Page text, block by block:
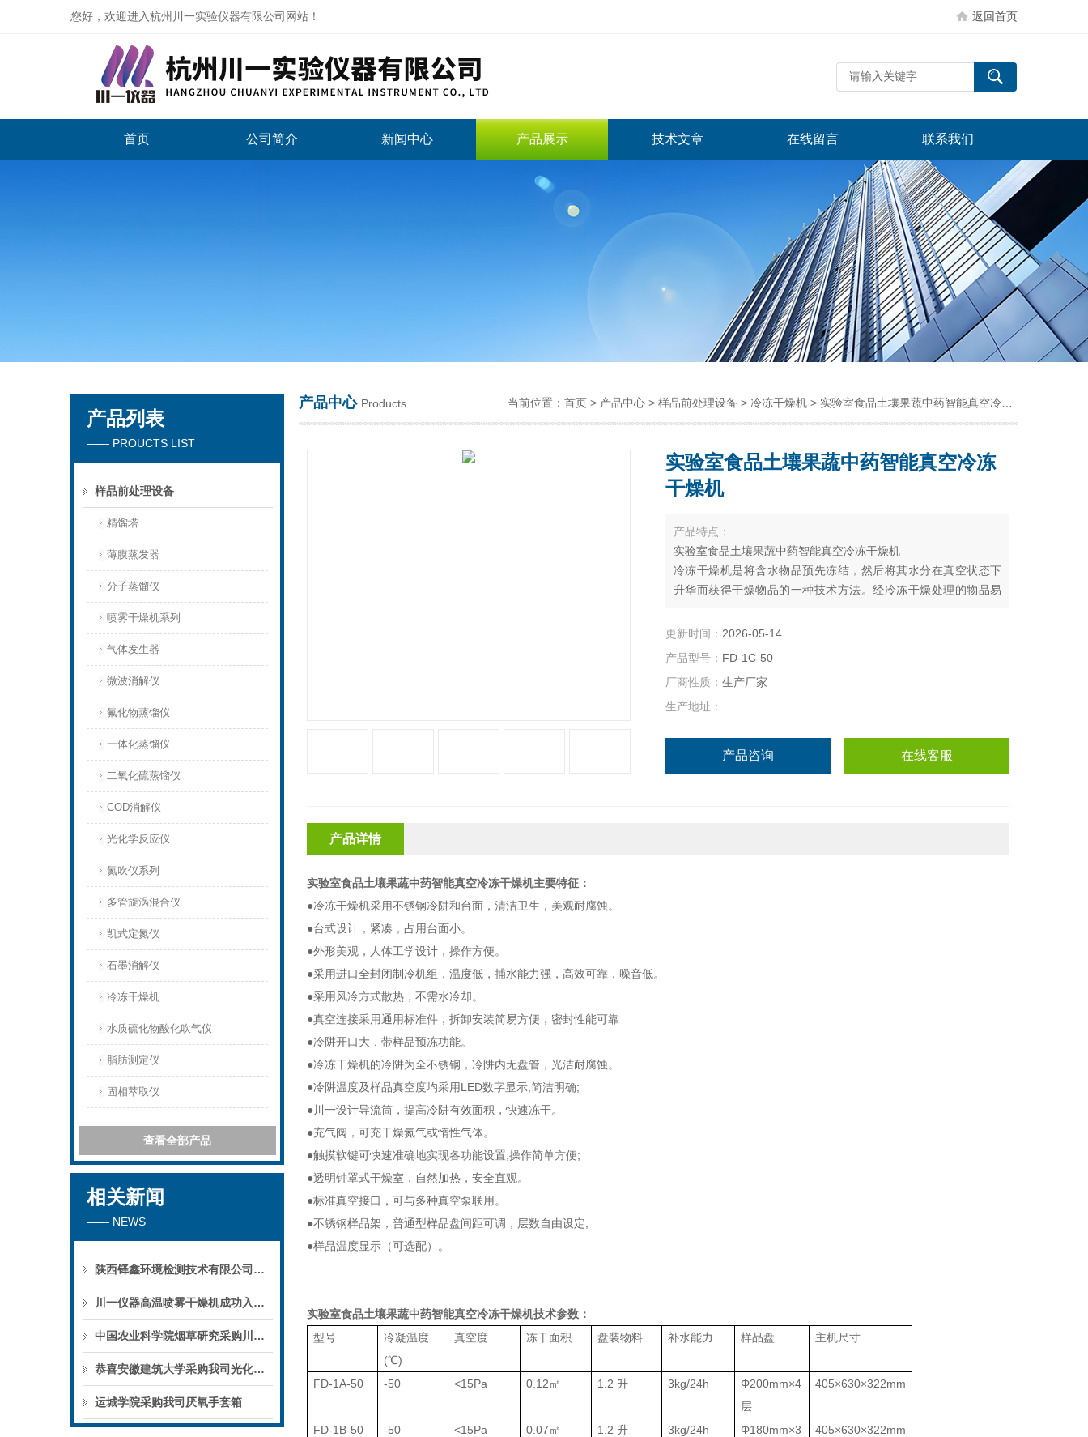
您好，欢迎进入杭州川一实验仪器有限公司网站！ 返回首页
杭州川一实验仪器有限公司
首页 公司简介 新闻中心 产品展示 技术文章 在线留言 联系我们
产品列表
—— PROUCTS LIST
样品前处理设备
精馏塔
薄膜蒸发器
分子蒸馏仪
喷雾干燥机系列
气体发生器
微波消解仪
氟化物蒸馏仪
一体化蒸馏仪
二氧化硫蒸馏仪
COD消解仪
光化学反应仪
氮吹仪系列
多管旋涡混合仪
凯式定氮仪
石墨消解仪
冷冻干燥机
水质硫化物酸化吹气仪
脂肪测定仪
固相萃取仪
查看全部产品
相关新闻
—— NEWS
陕西铎鑫环境检测技术有限公司采购我司全自动液液萃取仪
川一仪器高温喷雾干燥机成功入驻鄱阳职业学院，助力职业教育实训平台升级
中国农业科学院烟草研究采购川一仪器喷雾干燥机
恭喜安徽建筑大学采购我司光化学反应仪
运城学院采购我司厌氧手套箱
产品中心 Products 当前位置： 首页 > 产品中心 > 样品前处理设备 > 冷冻干燥机 > 实验室食品土壤果蔬中药智能真空冷冻干燥机
实验室食品土壤果蔬中药智能真空冷冻
干燥机
产品特点：
实验室食品土壤果蔬中药智能真空冷冻干燥机
冷冻干燥机是将含水物品预先冻结，然后将其水分在真空状态下
升华而获得干燥物品的一种技术方法。经冷冻干燥处理的物品易
持原由的生化特性。应用于药品、生物制品、化工及食品工业，
品，冷冻干燥技术更能显示其*性。
更新时间： 2026-05-14
产品型号： FD-1C-50
厂商性质： 生产厂家
生产地址：
产品咨询 在线客服
产品详情
实验室食品土壤果蔬中药智能真空冷冻干燥机主要特征：
●冷冻干燥机采用不锈钢冷阱和台面，清洁卫生，美观耐腐蚀。
●台式设计，紧凑，占用台面小。
●外形美观，人体工学设计，操作方便。
●采用进口全封闭制冷机组，温度低，捕水能力强，高效可靠，噪音低。
●采用风冷方式散热，不需水冷却。
●真空连接采用通用标准件，拆卸安装简易方便，密封性能可靠
●冷阱开口大，带样品预冻功能。
●冷冻干燥机的冷阱为全不锈钢，冷阱内无盘管，光洁耐腐蚀。
●冷阱温度及样品真空度均采用LED数字显示 简洁明确;
●川一设计导流筒，提高冷阱有效面积，快速冻干。
●充气阀，可充干燥氮气或惰性气体。
●触摸软键可快速准确地实现各功能设置 操作简单方便;
●透明钟罩式干燥室，自然加热，安全直观。
●标准真空接口，可与多种真空泵联用。
●不锈钢样品架，普通型样品盘间距可调，层数自由设定;
●样品温度显示（可选配）。
实验室食品土壤果蔬中药智能真空冷冻干燥机技术参数：
型号
冷凝温度
(℃)
真空度 冻干面积 盘装物料 补水能力 样品盘 主机尺寸
FD-1A-50 -50 <15Pa 0.12㎡ 1.2 升 3kg/24h
Φ200mm×4
层
405×630×322mm
FD-1B-50 -50 <15Pa 0.07㎡ 1.2 升 3kg/24h
Φ180mm×3
405×630×322mm